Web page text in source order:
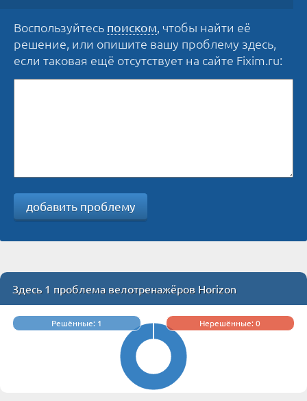
Воспользуйтесь поиском, чтобы найти её
решение, или опишите вашу проблему здесь,
если таковая ещё отсутствует на сайте Fixim.ru:
добавить проблему
Здесь 1 проблема велотренажёров Horizon
Решённые: 1 Нерешённые: 0